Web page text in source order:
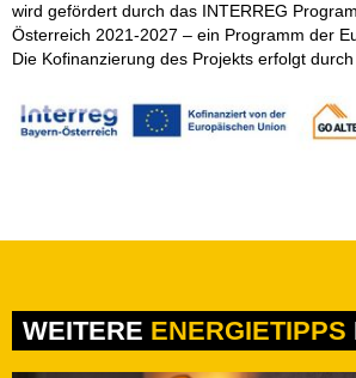
wird gefördert durch das INTERREG
Österreich 2021-2027 – ein Programm der
Die Kofinanzierung des Projekts erfolgt
WEITERE ENERGIETIPPS